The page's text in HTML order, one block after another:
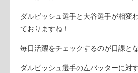
ダルビッシュ選手と大谷選手が相変
ておりますね！
毎日活躍をチェックするのが日課と
ダルビッシュ選手の左バッターに対